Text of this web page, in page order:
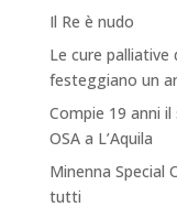
Il Re è nudo
Le cure palliative
festeggiano un
Compie 19 anni
OSA a L’Aquila
Minenna Special
tutti